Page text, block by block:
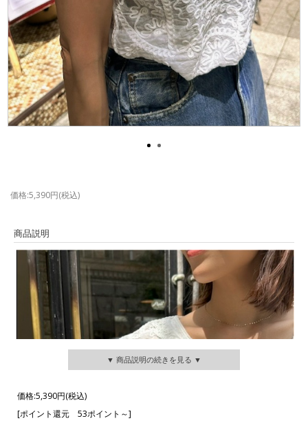
価格:5,390円(税込)
商品説明
▼ 商品説明の続きを見る ▼
価格:5,390円(税込)
[ポイント還元 53ポイント～]